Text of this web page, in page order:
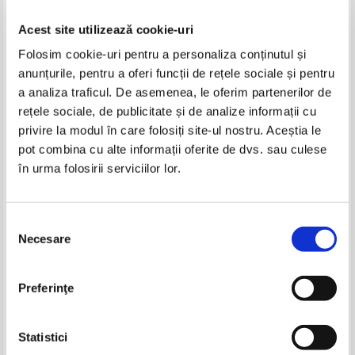
Acest site utilizează cookie-uri
Folosim cookie-uri pentru a personaliza conținutul și
anunțurile, pentru a oferi funcții de rețele sociale și pentru
a analiza traficul. De asemenea, le oferim partenerilor de
rețele sociale, de publicitate și de analize informații cu
privire la modul în care folosiți site-ul nostru. Aceștia le
pot combina cu alte informații oferite de dvs. sau culese
în urma folosirii serviciilor lor.
consimțământului
Necesare
Preferinţe
Statistici
Aristotel - Poetica
IN STOC
Adaugă în coș
Francis Macnab - Dorinta
Adaugă în coș
-35%